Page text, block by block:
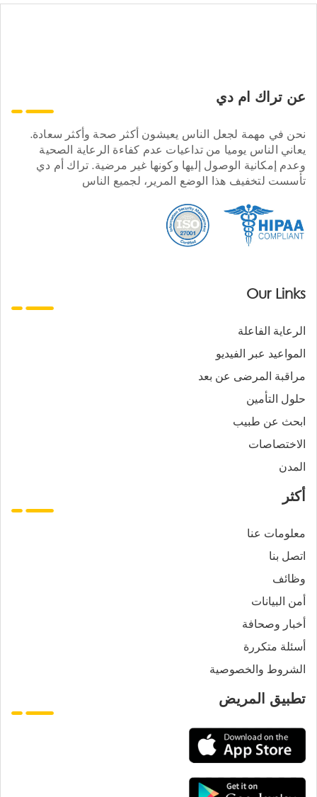
عن تراك ام دي
نحن في مهمة لجعل الناس يعيشون أكثر صحة وأكثر سعادة.
يعاني الناس يوميا من تداعيات عدم كفاءة الرعاية الصحية
وعدم إمكانية الوصول إليها وكونها غير مرضية. تراك أم دي
تأسست لتخفيف هذا الوضع المرير، لجميع الناس
Our Links
الرعاية الفاعلة
المواعيد عبر الفيديو
مراقبة المرضى عن بعد
حلول التأمين
ابحث عن طبيب
الاختصاصات
المدن
أكثر
معلومات عنا
اتصل بنا
وظائف
أمن البيانات
أخبار وصحافة
أسئلة متكررة
الشروط والخصوصية
تطبيق المريض